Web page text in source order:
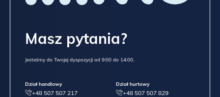
Masz pytania?
Jesteśmy do Twojej dyspozycji od 9:00 do 14:00.
Dział handlowy
+48 507 507 217
Dział hurtowy
+48 507 507 829